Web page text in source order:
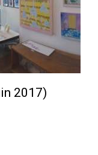
2017)